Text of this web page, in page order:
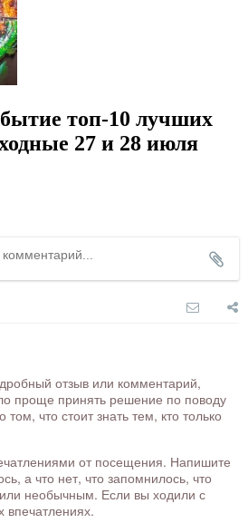
топ-10 лучших
27 и 28 июля
отзыв или комментарий,
проще принять решение по поводу
что стоит знать тем, кто только
от посещения. Напишите
а что нет, что запомнилось, что
необычным. Если вы ходили с
впечатлениях.